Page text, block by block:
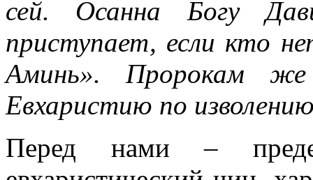
сей. Осанна Богу
приступает, если кто
Аминь». Пророкам же
Евхаристию по
Перед нами –